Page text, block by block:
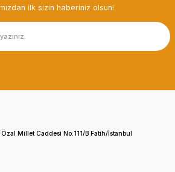
ilk sizin haberiniz olsun!
Millet Caddesi No:111/B Fatih/İstanbul